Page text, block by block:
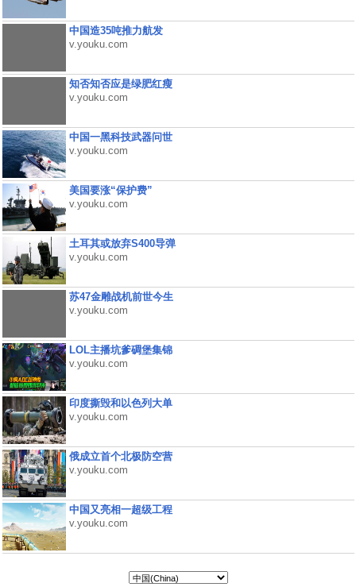
中国造35吨推力航发
v.youku.com
知否知否应是绿肥红瘦
v.youku.com
中国一黑科技武器问世
v.youku.com
美国要涨“保护费”
v.youku.com
土耳其或放弃S400导弹
v.youku.com
苏47金雕战机前世今生
v.youku.com
LOL主播坑爹碉堡集锦
v.youku.com
印度撕毁和以色列大单
v.youku.com
俄成立首个北极防空营
v.youku.com
中国又亮相一超级工程
v.youku.com